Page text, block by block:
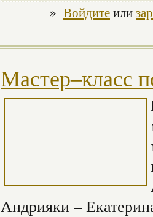
» Войдитеили
Мастер–класс
Андрияки –